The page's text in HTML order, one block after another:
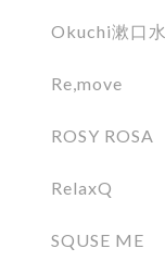
Okuchi漱口水
Re,move
ROSY ROSA
RelaxQ
SQUSE ME